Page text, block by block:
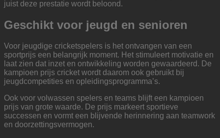
juist deze prestatie wordt beloond.
Geschikt voor jeugd en senioren
Voor jeugdige cricketspelers is het ontvangen van een
sportprijs een belangrijk moment. Het stimuleert motivatie en
laat zien dat inzet en ontwikkeling worden gewaardeerd. De
kampioen prijs cricket wordt daarom ook gebruikt bij
jeugdcompetities en opleidingsprogramma’s.
Ook voor volwassen spelers en teams blijft een kampioen
prijs van grote waarde. De prijs markeert sportieve
successen en vormt een blijvende herinnering aan teamwork
en doorzettingsvermogen.